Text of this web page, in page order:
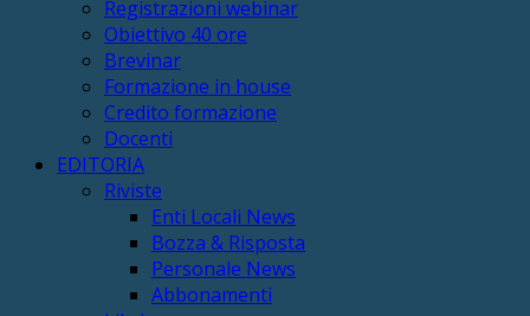
Registrazioni webinar
Obiettivo 40 ore
Brevinar
Formazione in house
Credito formazione
Docenti
EDITORIA
Riviste
Enti Locali News
Bozza & Risposta
Personale News
Abbonamenti